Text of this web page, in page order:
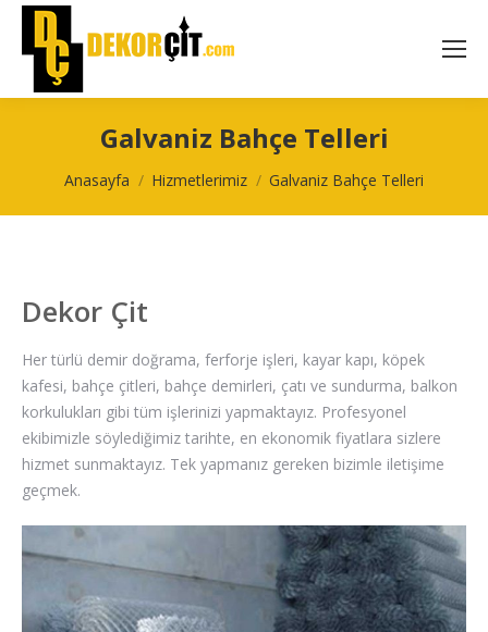
Galvaniz Bahçe Telleri
You are here:
Anasayfa Hizmetlerimiz Galvaniz Bahçe Telleri
Dekor Çit
Her türlü demir doğrama, ferforje işleri, kayar kapı, köpek
kafesi, bahçe çitleri, bahçe demirleri, çatı ve sundurma, balkon
korkulukları gibi tüm işlerinizi yapmaktayız. Profesyonel
ekibimizle söylediğimiz tarihte, en ekonomik fiyatlara sizlere
hizmet sunmaktayız. Tek yapmanız gereken bizimle iletişime
geçmek.